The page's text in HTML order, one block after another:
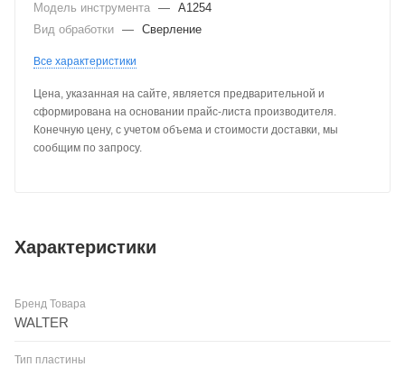
Модель инструмента — A1254
Вид обработки — Сверление
Все характеристики
Цена, указанная на сайте, является предварительной и
сформирована на основании прайс-листа производителя.
Конечную цену, с учетом объема и стоимости доставки, мы
сообщим по запросу.
Характеристики
Бренд Товара
WALTER
Тип пластины